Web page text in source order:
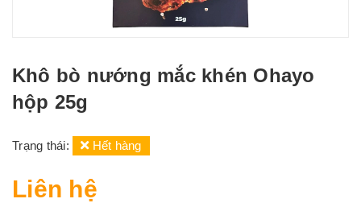
Khô bò nướng mắc khén Ohayo
hộp 25g
Trạng thái: Hết hàng
Liên hệ